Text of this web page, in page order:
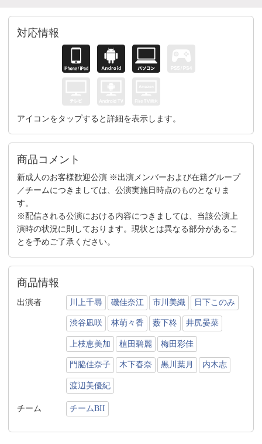
対応情報
アイコンをタップすると詳細を表示します。
商品コメント
新成人のお客様歓迎公演 ※出演メンバーおよび在籍グループ
／チームにつきましては、公演実施日時点のものとなりま
す。
※配信される公演における内容につきましては、当該公演上
演時の状況に則しております。現状とは異なる部分があるこ
とを予めご了承ください。
商品情報
出演者 川上千尋 磯佳奈江 市川美織 日下このみ
渋谷凪咲 林萌々香 薮下柊 井尻晏菜
上枝恵美加 植田碧麗 梅田彩佳
門脇佳奈子 木下春奈 黒川葉月 内木志
渡辺美優紀
チーム チームBII